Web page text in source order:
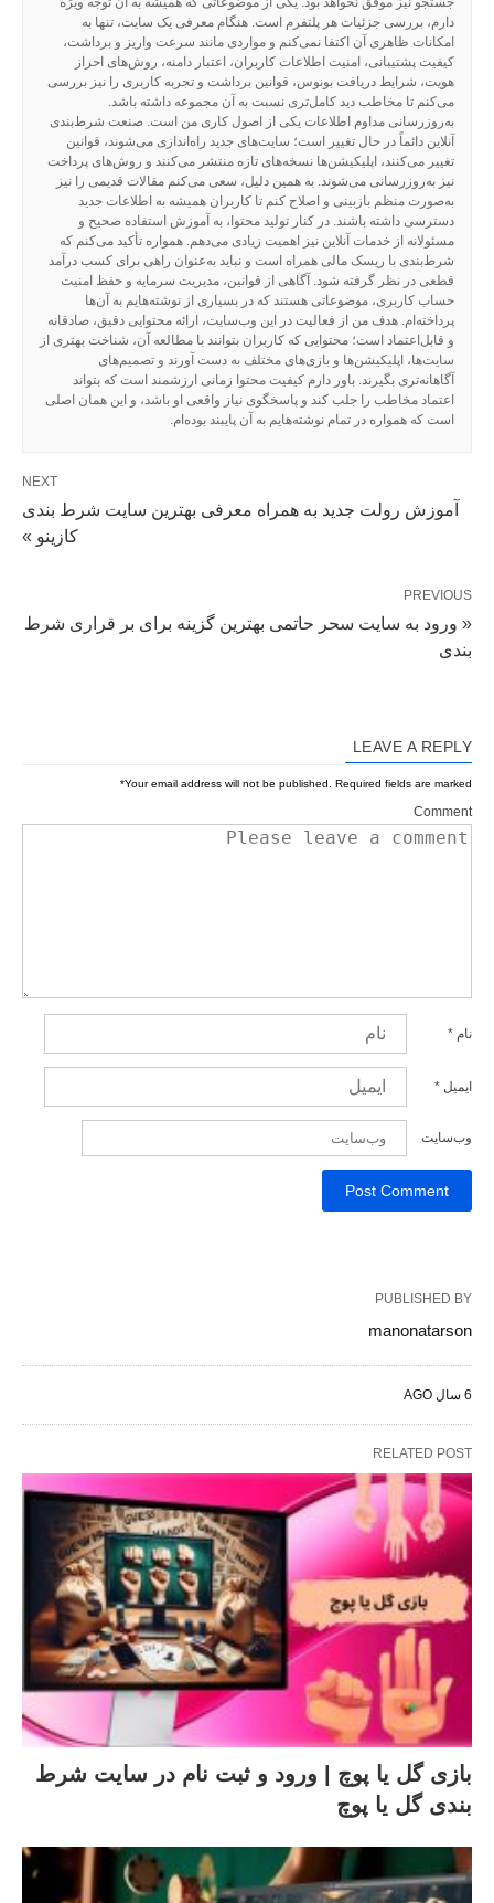
دارم، بررسی جزئیات هر پلتفرم است. هنگام معرفی یک سایت، تنها به
امکانات ظاهری آن اکتفا نمی‌کنم و مواردی مانند سرعت واریز و برداشت،
کیفیت پشتیبانی، امنیت اطلاعات کاربران، اعتبار دامنه، روش‌های احراز
هویت، شرایط دریافت بونوس، قوانین برداشت و تجربه کاربری را نیز بررسی
می‌کنم تا مخاطب دید کامل‌تری نسبت به آن مجموعه داشته باشد.
به‌روزرسانی مداوم اطلاعات یکی از اصول کاری من است. صنعت شرط‌بندی
آنلاین دائماً در حال تغییر است؛ سایت‌های جدید راه‌اندازی می‌شوند، قوانین
تغییر می‌کنند، اپلیکیشن‌ها نسخه‌های تازه منتشر می‌کنند و روش‌های پرداخت
نیز به‌روزرسانی می‌شوند. به همین دلیل، سعی می‌کنم مقالات قدیمی را نیز
به‌صورت منظم بازبینی و اصلاح کنم تا کاربران همیشه به اطلاعات جدید
دسترسی داشته باشند. در کنار تولید محتوا، به آموزش استفاده صحیح و
مسئولانه از خدمات آنلاین نیز اهمیت زیادی می‌دهم. همواره تأکید می‌کنم که
شرط‌بندی با ریسک مالی همراه است و نباید به‌عنوان راهی برای کسب درآمد
قطعی در نظر گرفته شود. آگاهی از قوانین، مدیریت سرمایه و حفظ امنیت
حساب کاربری، موضوعاتی هستند که در بسیاری از نوشته‌هایم به آن‌ها
پرداخته‌ام. هدف من از فعالیت در این وب‌سایت، ارائه محتوایی دقیق، صادقانه
و قابل‌اعتماد است؛ محتوایی که کاربران بتوانند با مطالعه آن، شناخت بهتری از
سایت‌ها، اپلیکیشن‌ها و بازی‌های مختلف به دست آورند و تصمیم‌های
آگاهانه‌تری بگیرند. باور دارم کیفیت محتوا زمانی ارزشمند است که بتواند
اعتماد مخاطب را جلب کند و پاسخگوی نیاز واقعی او باشد، و این همان اصلی
است که همواره در تمام نوشته‌هایم به آن پایبند بوده‌ام.
NEXT
آموزش رولت جدید به همراه معرفی بهترین سایت شرط بندی
کازینو »
PREVIOUS
« ورود به سایت سحر حاتمی بهترین گزینه برای بر قراری شرط
بندی
LEAVE A REPLY
Your email address will not be published. Required fields are marked
*
Comment
نام *
ایمیل *
وب‌سایت
PUBLISHED BY
manonatarson
6 سال AGO
RELATED POST
بازی گل یا پوچ | ورود و ثبت نام در سایت شرط
بندی گل یا پوچ